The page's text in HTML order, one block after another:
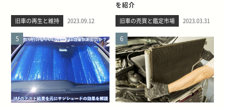
旧車の再生と維持 2023.09.12
を紹介
旧車の売買と鑑定市場 2023.03.31
5 6